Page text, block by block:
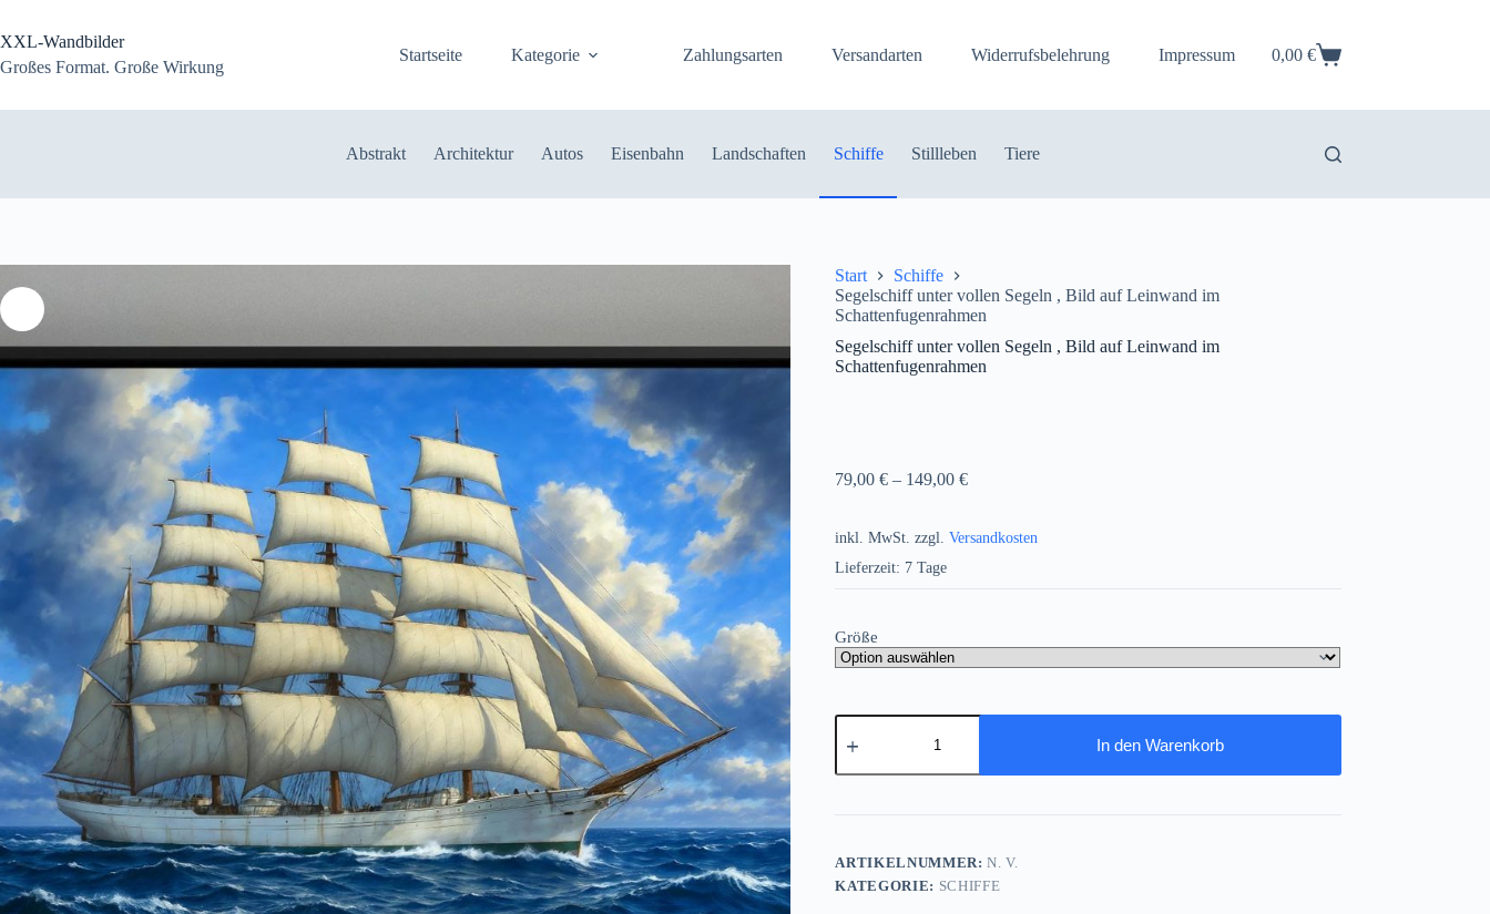
springen
XXL-Wandbilder
Großes Format. Große Wirkung
Startseite Kategorie Zahlungsarten Versandarten Widerrufsbelehrung Impressum Warenkorb
0,00 €
Abstrakt Architektur Autos Eisenbahn Landschaften Schiffe Stillleben Tiere
Start
Schiffe
Segelschiff unter vollen Segeln , Bild auf Leinwand im
Schattenfugenrahmen
Segelschiff unter vollen Segeln , Bild auf Leinwand im
Schattenfugenrahmen
79,00€ – 149,00€
inkl. MwSt. zzgl.Versandkosten
Lieferzeit: 7 Tage
Größe
Segelschiff
unter
Segeln
Bild
Leinwand
im
Schattenfugenrahmen
In den Warenkorb
ARTIKELNUMMER:N. V.
KATEGORIE: SCHIFFE